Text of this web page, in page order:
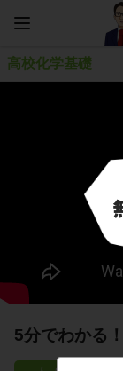
高校化学基礎
5分でわかる